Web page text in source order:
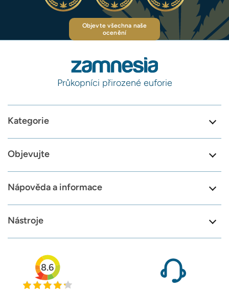
Objevte všechna naše
ocenění
Průkopníci přirozené euforie
Kategorie
Objevujte
Nápověda a informace
Nástroje
8.6